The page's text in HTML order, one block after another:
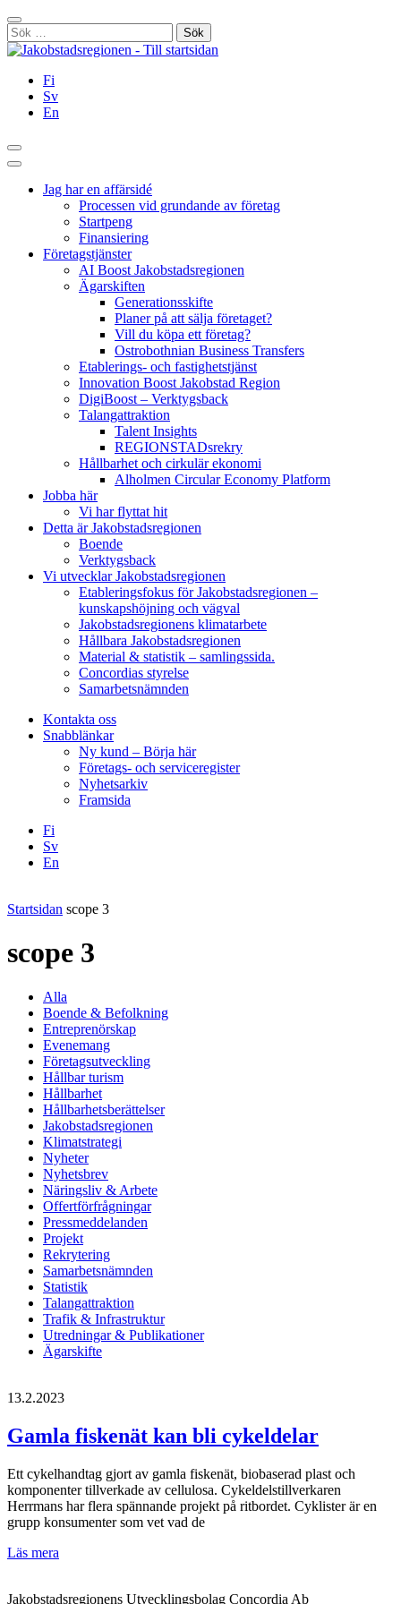
Hoppa
till
innehållet
Stäng
Sök
efter:
Fi
Sv
En
Sök
Huvudmeny
Jag har en affärsidé
Processen vid grundande av företag
Startpeng
Finansiering
Företagstjänster
AI Boost Jakobstadsregionen
Ägarskiften
Generationsskifte
Planer på att sälja företaget?
Vill du köpa ett företag?
Ostrobothnian Business Transfers
Etablerings- och fastighetstjänst
Innovation Boost Jakobstad Region
DigiBoost – Verktygsback
Talangattraktion
Talent Insights
REGIONSTADsrekry
Hållbarhet och cirkulär ekonomi
Alholmen Circular Economy Platform
Jobba här
Vi har flyttat hit
Detta är Jakobstadsregionen
Boende
Verktygsback
Vi utvecklar Jakobstadsregionen
Etableringsfokus för Jakobstadsregionen –
kunskapshöjning och vägval
Jakobstadsregionens klimatarbete
Hållbara Jakobstadsregionen
Material & statistik – samlingssida.
Concordias styrelse
Samarbetsnämnden
Kontakta oss
Snabblänkar
Ny kund – Börja här
Företags- och serviceregister
Nyhetsarkiv
Framsida
Fi
Sv
En
Startsidan scope 3
scope 3
Alla
Boende & Befolkning
Entreprenörskap
Evenemang
Företagsutveckling
Hållbar turism
Hållbarhet
Hållbarhetsberättelser
Jakobstadsregionen
Klimatstrategi
Nyheter
Nyhetsbrev
Näringsliv & Arbete
Offertförfrågningar
Pressmeddelanden
Projekt
Rekrytering
Samarbetsnämnden
Statistik
Talangattraktion
Trafik & Infrastruktur
Utredningar & Publikationer
Ägarskifte
13.2.2023
Gamla fiskenät kan bli cykeldelar
Ett cykelhandtag gjort av gamla fiskenät, biobaserad plast och
komponenter tillverkade av cellulosa. Cykeldelstillverkaren
Herrmans har flera spännande projekt på ritbordet. Cyklister är en
grupp konsumenter som vet vad de
Läs mera
bli
Jakobstadsregionens Utvecklingsbolag Concordia Ab